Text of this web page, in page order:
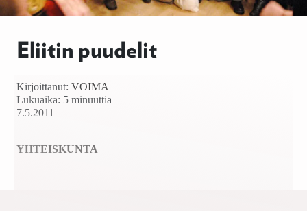
Eliitin puudelit
7.5.2011
Kirjoittanut: VOIMA
Lukuaika: 5 minuuttia
YHTEISKUNTA